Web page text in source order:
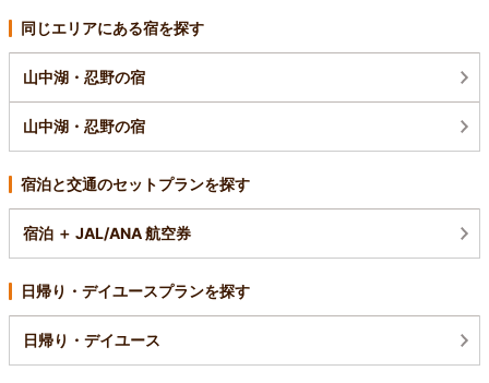
同じエリアにある宿を探す
山中湖・忍野の宿
山中湖・忍野の宿
宿泊と交通のセットプランを探す
宿泊 ＋ JAL/ANA 航空券
日帰り・デイユースプランを探す
日帰り・デイユース